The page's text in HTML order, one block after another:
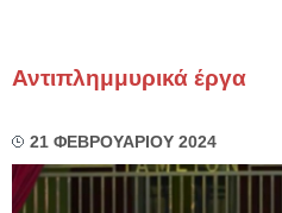
Αντιπλημμυρικά έργα
21 ΦΕΒΡΟΥΑΡΙΟΥ 2024